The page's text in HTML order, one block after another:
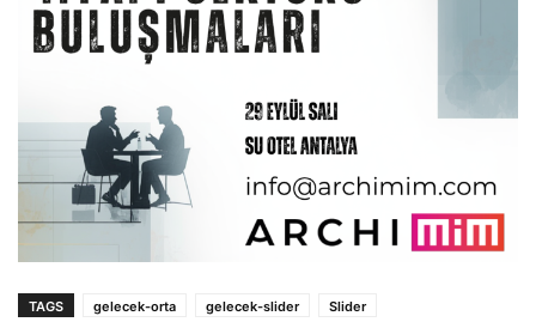
TAGS gelecek-orta gelecek-slider Slider